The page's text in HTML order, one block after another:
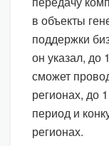
в объекты
поддержки
он указал, до
сможет
регионах, до
период и
регионах.